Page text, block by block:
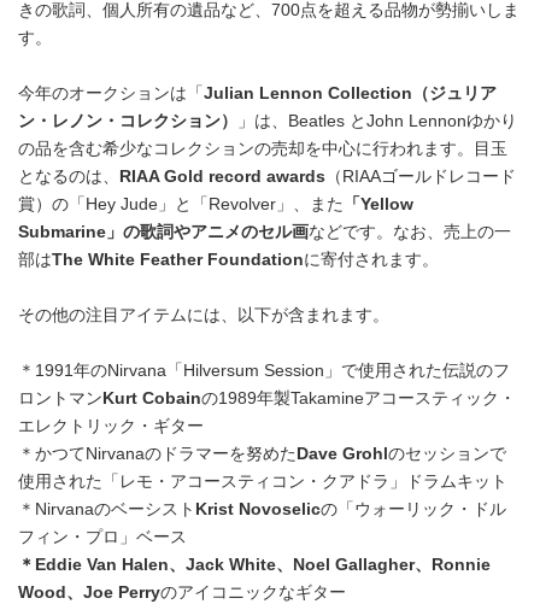
きの歌詞、個人所有の遺品など、700点を超える品物が勢揃いしま
す。
今年のオークションは「 Julian Lennon Collection （ジュリア
ン・レノン・コレクション）
」は、Beatles とJohn Lennonゆかり
の品を含む希少なコレクションの売却を中心に行われます。目玉
となるのは、
RIAA Gold record awards （RIAAゴールドレコード
賞）の「Hey Jude」と「Revolver」、また
「 Yellow
Submarine 」 の歌詞やアニメのセル画などです。なお、売上の一
部はThe White Feather Foundationに寄付されます。
その他の注目アイテムには、以下が含まれます。
＊1991年のNirvana「Hilversum Session」で使用された伝説のフ
ロントマン Kurt Cobainの1989年製Takamineアコースティック・
エレクトリック・ギター
＊かつてNirvanaのドラマーを努めた Dave Grohl のセッションで
使用された「レモ・アコースティコン・クアドラ」ドラムキット
＊Nirvanaのベーシスト Krist Novoselicの「ウォーリック・ドル
フィン・プロ」ベース
＊Eddie Van Halen、 Jack White、 Noel Gallagher、
Ronnie
Wood 、 Joe Perryのアイコニックなギター